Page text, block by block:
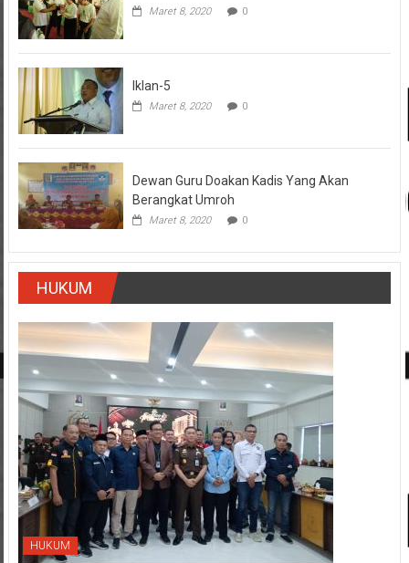
Maret 8, 2020 0
Iklan-5
Maret 8, 2020 0
Dewan Guru Doakan Kadis Yang Akan
Berangkat Umroh
Maret 8, 2020 0
HUKUM
HUKUM